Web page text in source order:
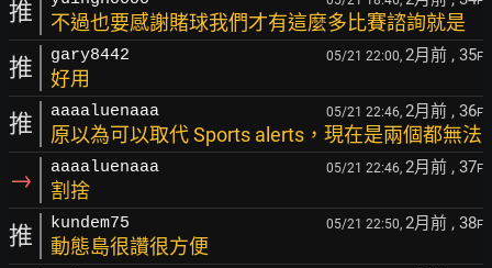
推 不過也要感謝賭球我們才有這麼多比賽諮詢就是
推 gary8442 05/21 22:00, 2月前 , 35F
好用
推 aaaaluenaaa 05/21 22:46, 2月前 , 36F
原以為可以取代 Sports alerts，現在是兩個都無法
→ aaaaluenaaa 05/21 22:46, 2月前 , 37F
割捨
推 kundem75 05/21 22:50, 2月前 , 38F
動態島很讚很方便